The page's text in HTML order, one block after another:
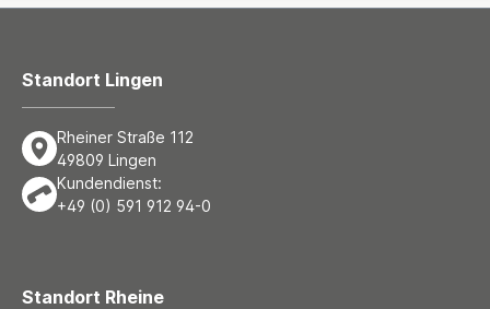
Standort Lingen
Rheiner Straße 112
49809 Lingen
Kundendienst:
+49 (0) 591 912 94-0
Standort Rheine